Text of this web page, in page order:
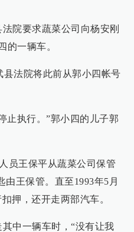
院要求蔬菜公司向杨安刚
的一辆车。
法院将此前从郭小四帐号
止执行。”郭小四的儿子郭
员王保平从蔬菜公司保管
由王保管。直至1993年5月
押，还开走两部汽车。
中一辆车时，“没有让我